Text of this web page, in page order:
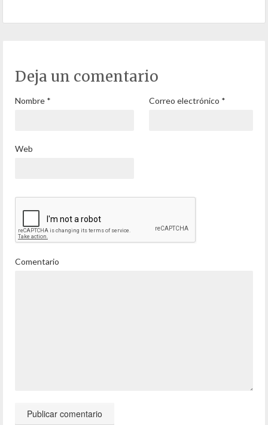
Deja un comentario
Nombre * Correo electrónico *
Web
Comentario